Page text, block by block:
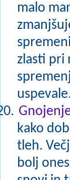
malo
zlasti pri
kako
tleh.
bolj